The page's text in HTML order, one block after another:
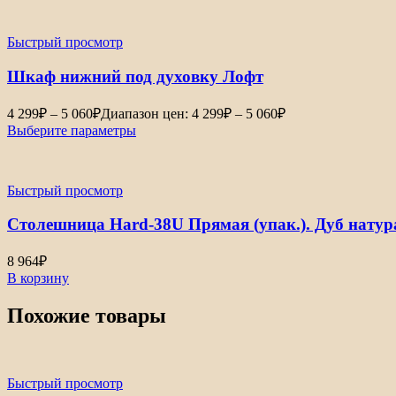
Быстрый просмотр
Шкаф нижний под духовку Лофт
4 299₽ – 5 060₽Диапазон цен: 4 299₽ – 5 060₽
Выберите параметры
Быстрый просмотр
Столешница Hard-38U Прямая (упак.). Дуб
8 964₽
В корзину
Похожие товары
Быстрый просмотр